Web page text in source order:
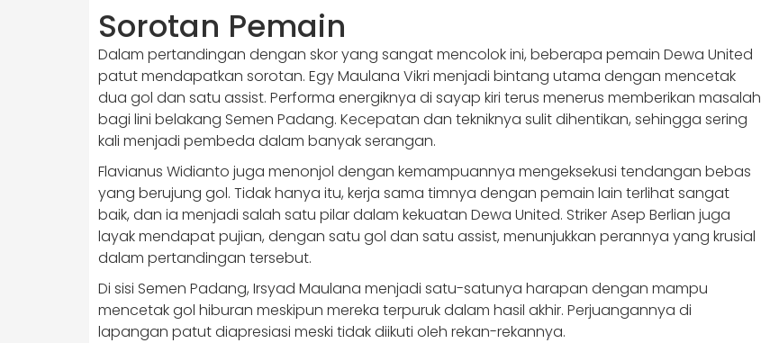
Sorotan Pemain
Dalam pertandingan dengan skor yang sangat mencolok ini, beberapa pemain Dewa United
patut mendapatkan sorotan. Egy Maulana Vikri menjadi bintang utama dengan mencetak
dua gol dan satu assist. Performa energiknya di sayap kiri terus menerus memberikan masalah
bagi lini belakang Semen Padang. Kecepatan dan tekniknya sulit dihentikan, sehingga sering
kali menjadi pembeda dalam banyak serangan.
Flavianus Widianto juga menonjol dengan kemampuannya mengeksekusi tendangan bebas
yang berujung gol. Tidak hanya itu, kerja sama timnya dengan pemain lain terlihat sangat
baik, dan ia menjadi salah satu pilar dalam kekuatan Dewa United. Striker Asep Berlian juga
layak mendapat pujian, dengan satu gol dan satu assist, menunjukkan perannya yang krusial
dalam pertandingan tersebut.
Di sisi Semen Padang, Irsyad Maulana menjadi satu-satunya harapan dengan mampu
mencetak gol hiburan meskipun mereka terpuruk dalam hasil akhir. Perjuangannya di
lapangan patut diapresiasi meski tidak diikuti oleh rekan-rekannya.